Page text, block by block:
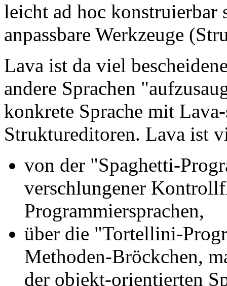
leicht ad hoc
anpassbare Werkzeuge
Lava ist da viel
andere Sprachen
konkrete Sprache mit
Struktureditoren. Lava ist
von der "Spaghetti-
verschlungener
Programmiersprachen,
über die "Tortellini-
Methoden-Bröckchen,
der objekt-orientierten